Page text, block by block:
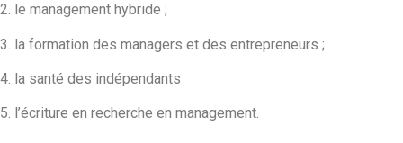
2. le management hybride ;
3. la formation des managers et des entrepreneurs ;
4. la santé des indépendants
5. l’écriture en recherche en management.